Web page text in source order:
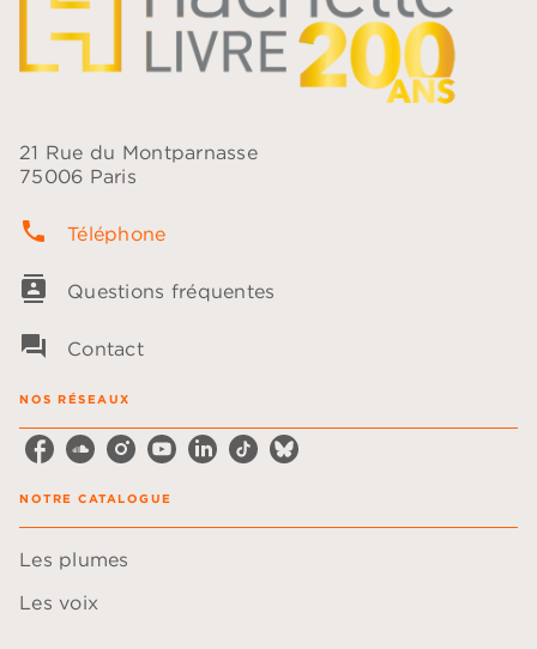
21 Rue du Montparnasse
75006 Paris
phone Téléphone
contacts Questions fréquentes
question_answer Contact
NOS RÉSEAUX
NOTRE CATALOGUE
Les plumes
Les voix